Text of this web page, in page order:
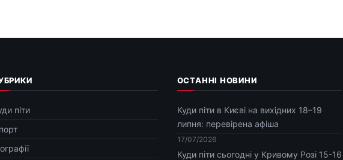
піти
ОСТАННІ НОВИНИ
Куди піти в Києві на вихідних 18–19
липня: перевірена афіша
17/07/2026
Куди піти сьогодні у Кривому Розі 15-16